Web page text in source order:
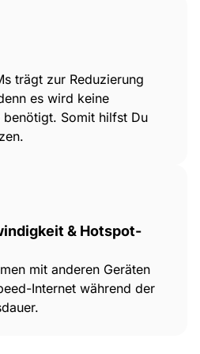
trägt zur Reduzierung
es wird keine
benötigt. Somit hilfst Du
& Hotspot-
mit anderen Geräten
Internet während der